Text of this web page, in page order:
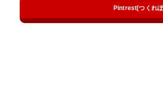
Pintrest[つくれ